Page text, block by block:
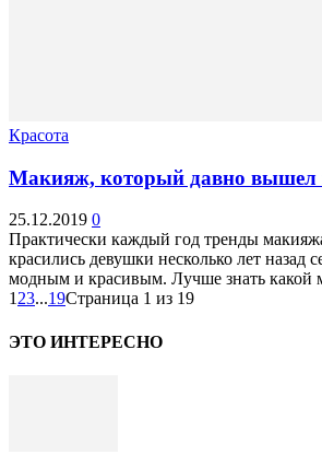
Красота
Макияж, который давно вышел
25.12.2019 0
Практически каждый год тренды
красились девушки несколько лет назад
модным и красивым. Лучше знать какой
1 23...19Страница 1 из 19
ЭТО ИНТЕРЕСНО